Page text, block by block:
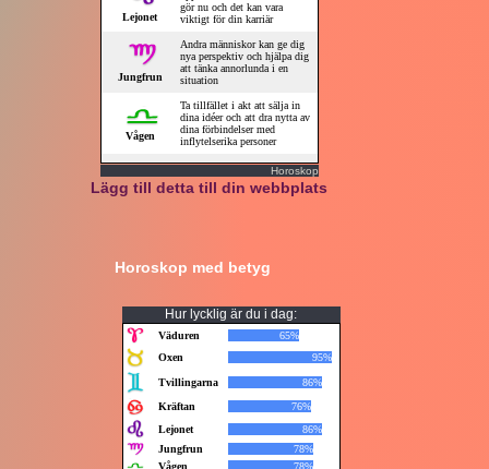
Horoskop
Lägg till detta till din webbplats
Horoskop med betyg
Hur lycklig är du i dag: